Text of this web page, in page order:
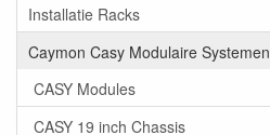
Installatie Racks
Caymon Casy Modulaire Systemen
CASY Modules
CASY 19 inch Chassis